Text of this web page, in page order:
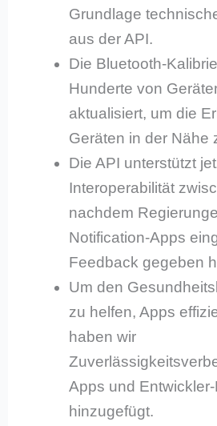
Grundlage
aus der API.
Die Bluetooth-
Hunderte von
aktualisiert, um die
Geräten in der Nähe
Die API unterstützt
Interoperabilität
nachdem
Notification-Apps
Feedback gegeben
Um den
zu helfen, Apps
haben wir
Apps und
hinzugefügt.